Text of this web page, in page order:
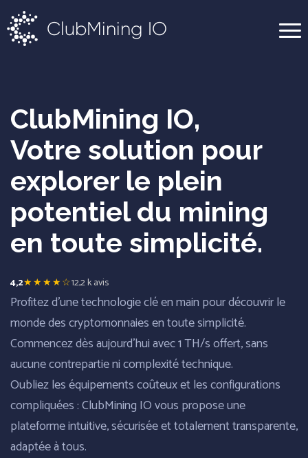
ClubMining IO
ClubMining IO,
Votre solution pour
explorer le plein
potentiel du mining
en toute simplicité.
4,2★★★★☆12,2 k avis
Profitez d'une technologie clé en main pour découvrir le
monde des cryptomonnaies en toute simplicité.
Commencez dès aujourd'hui avec 1 TH/s offert, sans
aucune contrepartie ni complexité technique.
Oubliez les équipements coûteux et les configurations
compliquées : ClubMining IO vous propose une
plateforme intuitive, sécurisée et totalement transparente,
adaptée à tous.